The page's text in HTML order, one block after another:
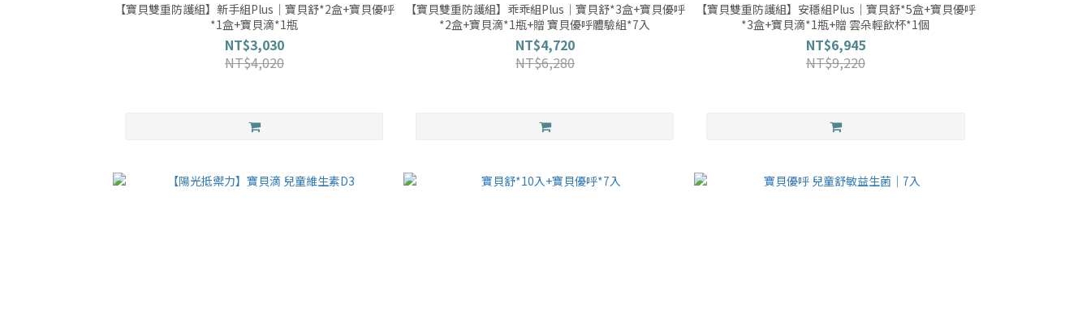
【寶貝雙重防護組】新手組Plus｜寶貝舒*2盒+寶貝優呼
*1盒+寶貝滴*1瓶
NT$3,030
NT$4,020
【寶貝雙重防護組】乖乖組Plus｜寶貝舒*3盒+寶貝優呼
*2盒+寶貝滴*1瓶+贈 寶貝優呼體驗組*7入
NT$4,720
NT$6,280
【寶貝雙重防護組】安穩組Plus｜寶貝舒*5盒+寶貝優呼
*3盒+寶貝滴*1瓶+贈 雲朵輕飲杯*1個
NT$6,945
NT$9,220